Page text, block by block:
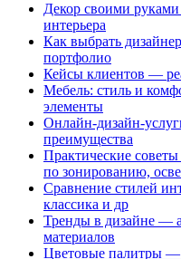
Декор своими
интерьера
Как выбрать
портфолио
Кейсы клиентов —
Мебель: стиль и
элементы
Онлайн-дизайн-
преимущества
Практические
по зонированию,
Сравнение стилей
классика и др
Тренды в дизайне —
материалов
Цветовые палитры —